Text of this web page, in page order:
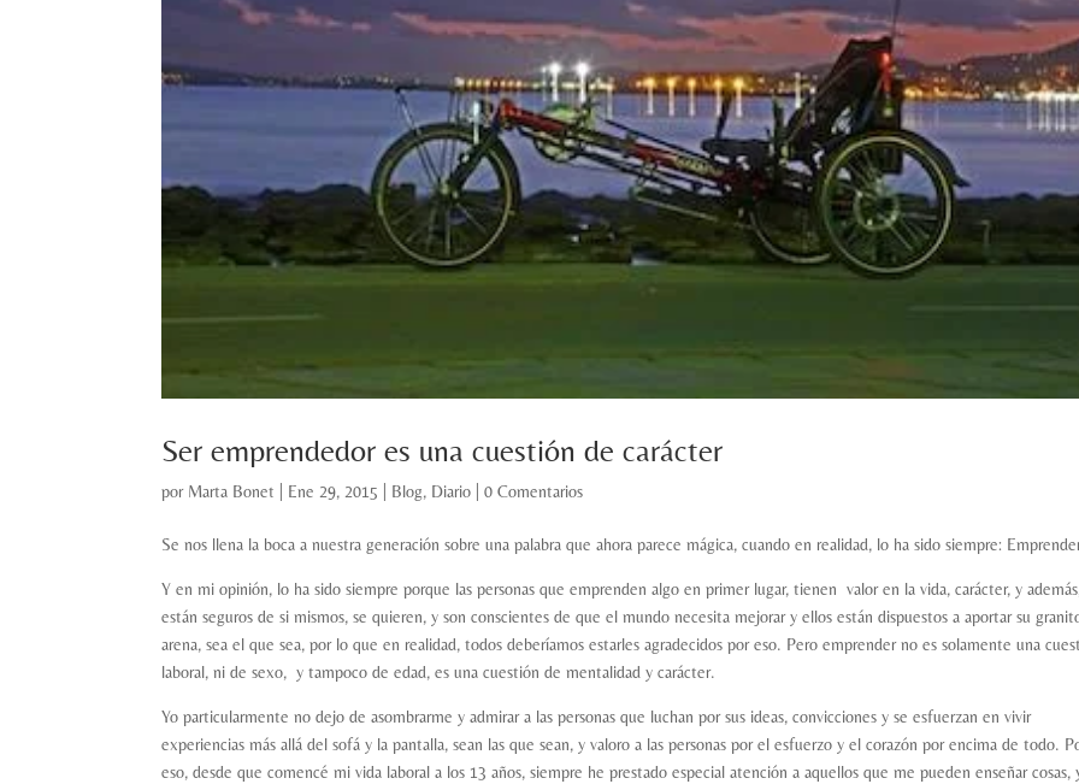
Ser emprendedor es una cuestión de carácter
por Marta Bonet Ene 29, 2015 Blog, Diario |0 Comentarios
Se nos llena la boca a nuestra generación sobre una palabra que ahora parece mágica, cuando en realidad, lo ha sido siempre:
Y en mi opinión, lo ha sido siempre porque las personas que emprenden algo en primer lugar, tienen valor en la vida, carácter, y
están seguros de si mismos, se quieren, y son conscientes de que el mundo necesita mejorar y ellos están dispuestos a aportar su
arena, sea el que sea, por lo que en realidad, todos deberíamos estarles agradecidos por eso. Pero emprender no es solamente una
laboral, ni de sexo, y tampoco de edad, es una cuestión de mentalidad y carácter.
Yo particularmente no dejo de asombrarme y admirar a las personas que luchan por sus ideas, convicciones y se esfuerzan en vivir
experiencias más allá del sofá y la pantalla, sean las que sean, y valoro a las personas por el esfuerzo y el corazón por encima de todo.
eso, desde que comencé mi vida laboral a los 13 años, siempre he prestado especial atención a aquellos que me pueden enseñar cosas,